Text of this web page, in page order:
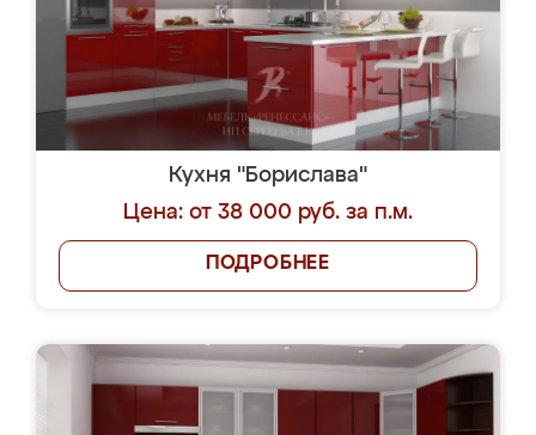
Кухня "Борислава"
Цена: от 38 000 руб. за п.м.
ПОДРОБНЕЕ